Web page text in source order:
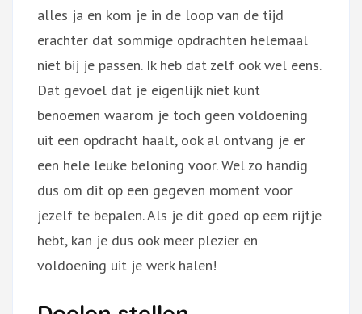
alles ja en kom je in de loop van de tijd
erachter dat sommige opdrachten helemaal
niet bij je passen. Ik heb dat zelf ook wel eens.
Dat gevoel dat je eigenlijk niet kunt
benoemen waarom je toch geen voldoening
uit een opdracht haalt, ook al ontvang je er
een hele leuke beloning voor. Wel zo handig
dus om dit op een gegeven moment voor
jezelf te bepalen. Als je dit goed op eem rijtje
hebt, kan je dus ook meer plezier en
voldoening uit je werk halen!